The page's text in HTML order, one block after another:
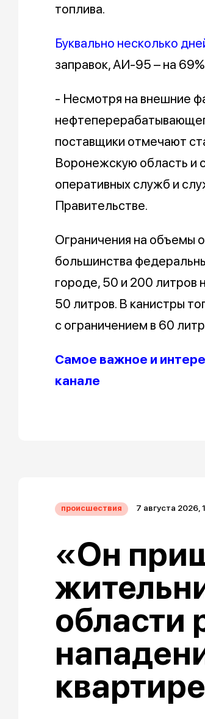
топлива.
Буквально несколько
заправок, АИ-95 – на
- Несмотря на внешние
поставщики отмечают
Воронежскую область и
оперативных служб и
Правительстве.
Ограничения на объемы
большинства
городе, 50 и 200 литров
50 литров. В канистры
с ограничением в 60
Самое важное и
канале
происшествия 7 августа 2026,
«Он
области
квартире